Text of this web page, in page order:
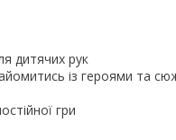
дитячих рук
із героями та
гри